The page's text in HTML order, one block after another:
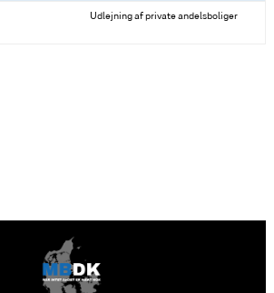
Udlejning af private andelsboliger